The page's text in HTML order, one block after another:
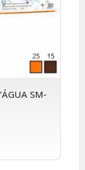
SM-